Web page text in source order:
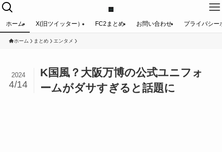
ホーム X(旧ツイッター） FC2まとめ お問い合わせ プライバシー
ホーム まとめ エンタメ
K国風？大阪万博の公式ユニフォ
ームがダサすぎると話題に
2024
4/14